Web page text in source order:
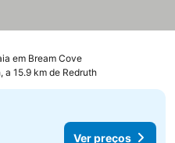
em Bream Cove
a 15.9 km de Redruth
Ver preços